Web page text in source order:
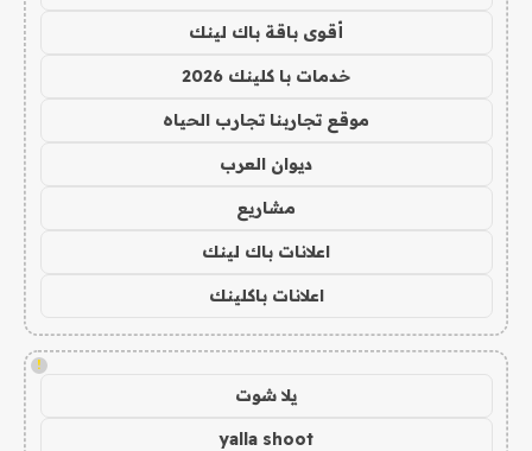
أقوى باقة باك لينك
خدمات با كلينك 2026
موقع تجاربنا تجارب الحياه
ديوان العرب
مشاريع
اعلانات باك لينك
اعلانات باكلينك
!
يلا شوت
yalla shoot